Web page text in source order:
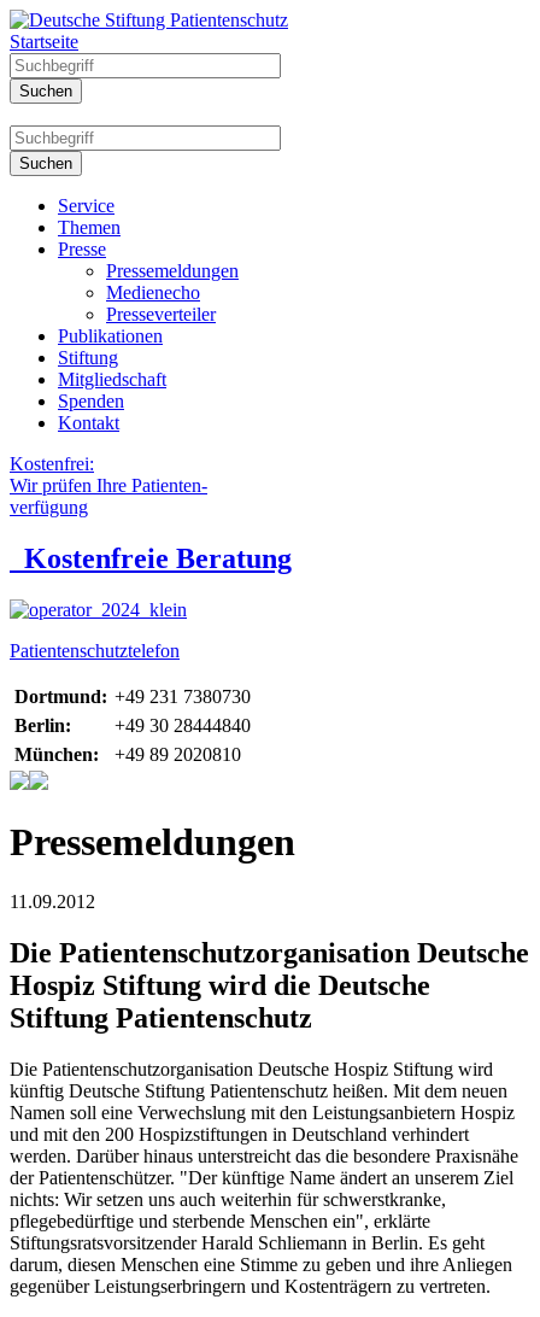
Startseite
Service
Themen
Presse
Pressemeldungen
Medienecho
Presseverteiler
Publikationen
Stiftung
Mitgliedschaft
Spenden
Kontakt
Kostenfrei:
Wir prüfen Ihre Patienten-
verfügung
Kostenfreie Beratung
Patientenschutztelefon
Dortmund: +49 231 7380730
Berlin:
+49 30 28444840
München:
+49 89 2020810
Pressemeldungen
11.09.2012
Die Patientenschutzorganisation Deutsche
Hospiz Stiftung wird die Deutsche
Stiftung Patientenschutz
Die Patientenschutzorganisation Deutsche Hospiz Stiftung wird
künftig Deutsche Stiftung Patientenschutz heißen. Mit dem neuen
Namen soll eine Verwechslung mit den Leistungsanbietern Hospiz
und mit den 200 Hospizstiftungen in Deutschland verhindert
werden. Darüber hinaus unterstreicht das die besondere Praxisnähe
der Patientenschützer. "Der künftige Name ändert an unserem Ziel
nichts: Wir setzen uns auch weiterhin für schwerstkranke,
pflegebedürftige und sterbende Menschen ein", erklärte
Stiftungsratsvorsitzender Harald Schliemann in Berlin. Es geht
darum, diesen Menschen eine Stimme zu geben und ihre Anliegen
gegenüber Leistungserbringern und Kostenträgern zu vertreten.